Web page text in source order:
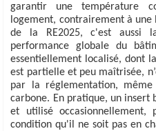
garantir une température
logement, contrairement à une
de la RE2025, c'est aussi
performance globale du
essentiellement localisé, dont
est partielle et peu maîtrisée,
par la réglementation,
carbone. En pratique, un
et utilisé
condition qu'il ne soit pas en